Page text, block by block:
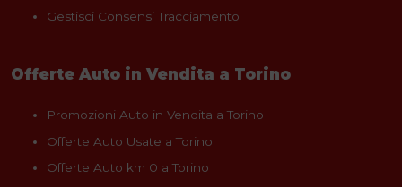
Gestisci Consensi Tracciamento
Offerte Auto in Vendita a Torino
Promozioni Auto in Vendita a Torino
Offerte Auto Usate a Torino
Offerte Auto km 0 a Torino